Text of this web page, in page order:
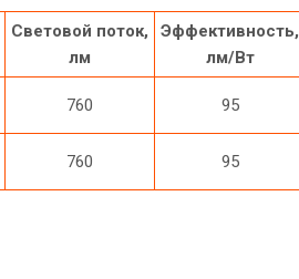
Световой поток,
лм
Эффективность,
лм/Вт
760 95
760 95